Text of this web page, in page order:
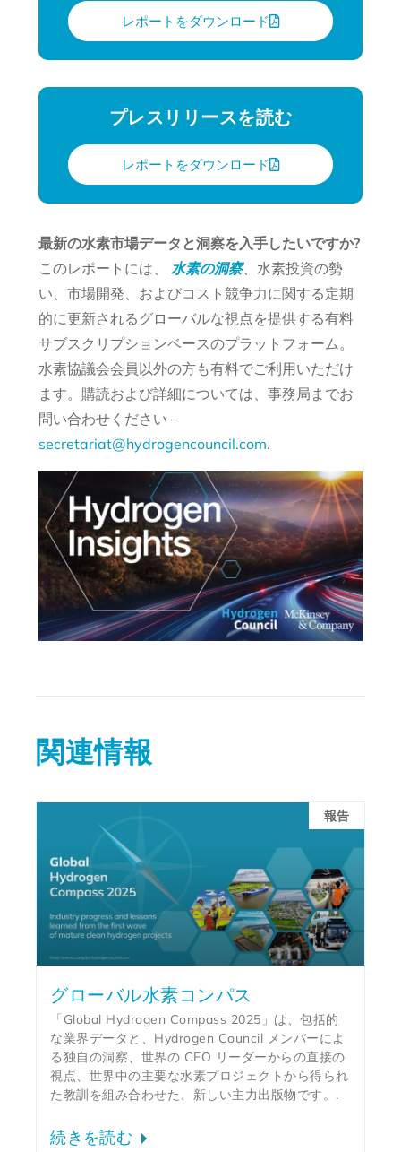
レポートをダウンロード
プレスリリースを読む
レポートをダウンロード
最新の水素市場データと洞察を入手したいですか?
このレポートには、 水素の洞察、水素投資の勢
い、市場開発、およびコスト競争力に関する定期
的に更新されるグローバルな視点を提供する有料
サブスクリプションベースのプラットフォーム。
水素協議会会員以外の方も有料でご利用いただけ
ます。購読および詳細については、事務局までお
問い合わせください –
secretariat@hydrogencouncil.com.
関連情報
報告
グローバル水素コンパス
「Global Hydrogen Compass 2025」は、包括的
な業界データと、Hydrogen Council メンバーによ
る独自の洞察、世界の CEO リーダーからの直接の
視点、世界中の主要な水素プロジェクトから得られ
た教訓を組み合わせた、新しい主力出版物です。.
続きを読む